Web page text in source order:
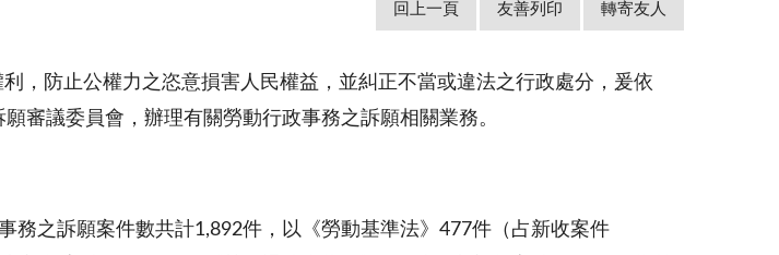
回上一頁 友善列印 轉寄友人
，防止公權力之恣意損害人民權益，並糾正不當或違法之行政處分，爰依
審議委員會，辦理有關勞動行政事務之訴願相關業務。
務之訴願案件數共計1,892件，以《勞動基準法》477件（占新收案件